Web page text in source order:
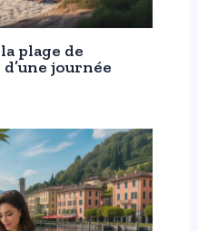
plage de
journée